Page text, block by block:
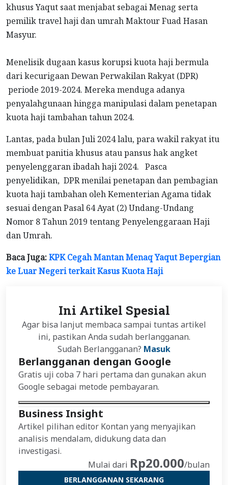
khusus Yaqut saat menjabat sebagai Menag serta
pemilik travel haji dan umrah Maktour Fuad Hasan
Masyur.
Menelisik dugaan kasus korupsi kuota haji bermula
dari kecurigaan Dewan Perwakilan Rakyat (DPR)
periode 2019-2024. Mereka menduga adanya
penyalahgunaan hingga manipulasi dalam penetapan
kuota haji tambahan tahun 2024.
Lantas, pada bulan Juli 2024 lalu, para wakil rakyat itu
membuat panitia khusus atau pansus hak angket
penyelenggaran ibadah haji 2024. Pasca
penyelidikan, DPR menilai penetapan dan pembagian
kuota haji tambahan oleh Kementerian Agama tidak
sesuai dengan Pasal 64 Ayat (2) Undang-Undang
Nomor 8 Tahun 2019 tentang Penyelenggaraan Haji
dan Umrah.
Baca Juga:KPK Cegah Mantan Menaq Yaqut Bepergian
ke Luar Negeri terkait Kasus Kuota Haji
Ini Artikel Spesial
Agar bisa lanjut membaca sampai tuntas artikel
ini, pastikan Anda sudah berlangganan.
Sudah Berlangganan? Masuk
Berlangganan dengan Google
Gratis uji coba 7 hari pertama dan gunakan akun
Google sebagai metode pembayaran.
Business Insight
Artikel pilihan editor Kontan yang menyajikan
analisis mendalam, didukung data dan
investigasi.
Mulai dari Rp20.000/bulan
BERLANGGANAN SEKARANG